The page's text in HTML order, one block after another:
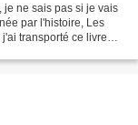
je ne sais pas si je vais
par l'histoire, Les
transporté ce livre